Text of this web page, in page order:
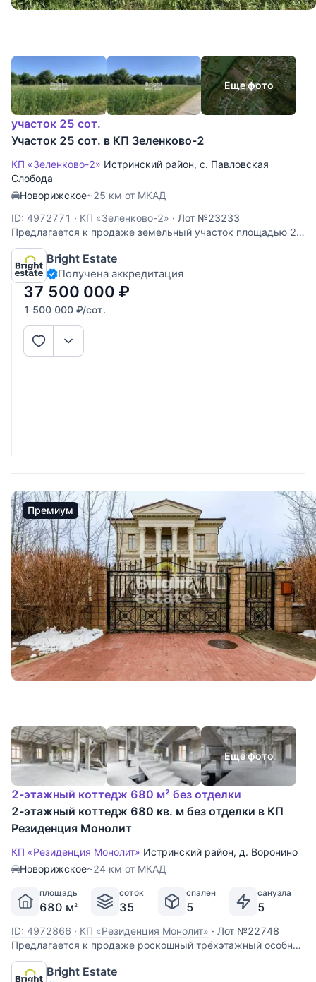
Еще фото
участок 25 сот.
Участок 25 сот. в КП Зеленково-2
КП «Зеленково-2» Истринский район, с. Павловская
Слобода
Новорижское~25 км от МКАД
ID: 4972771 · КП «Зеленково-2» · Лот №23233
Предлагается к продаже земельный участок площадью 25
соток в поселке Зеленково-2 СДТ, расположенном на 25-м
километре Новорижского шоссе, в Истринском районе
Подмосковья. Этот участок идеально подойдет для
строительства загородного дома
Bright Estate
Получена аккредитация
37 500 000 ₽
1 500 000 ₽/сот.
Премиум
Еще фото
2-этажный коттедж 680 м² без отделки
2-этажный коттедж 680 кв. м без отделки в КП
Резиденция Монолит
КП «Резиденция Монолит» Истринский район, д. Воронино
Новорижское~24 км от МКАД
площадь
680 м2
соток
35
спален
5
санузла
5
ID: 4972866 · КП «Резиденция Монолит» · Лот №22748
Предлагается к продаже роскошный трёхэтажный особняк
площадью 680 кв.м., расположенный на приватном
участке 35 соток в закрытом элитном коттеджном поселке
Bright Estate